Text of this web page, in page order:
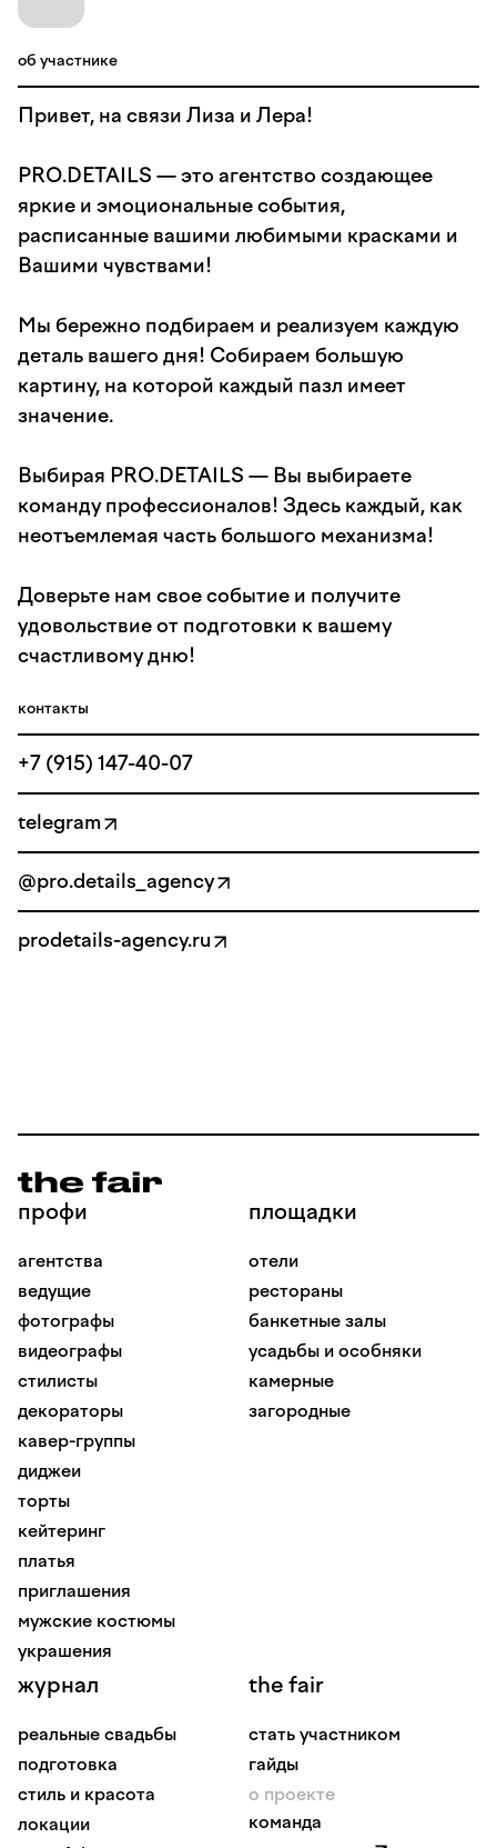
об участнике
Привет, на связи Лиза и Лера!
PRO.DETAILS — это агентство создающее
яркие и эмоциональные события,
расписанные вашими любимыми красками и
Вашими чувствами!
Мы бережно подбираем и реализуем каждую
деталь вашего дня! Собираем большую
картину, на которой каждый пазл имеет
значение.
Выбирая PRO.DETAILS — Вы выбираете
команду профессионалов! Здесь каждый, как
неотъемлемая часть большого механизма!
Доверьте нам свое событие и получите
удовольствие от подготовки к вашему
счастливому дню!
контакты
+7 (915) 147-40-07
telegram
@pro.details_agency
prodetails-agency.ru
профи
агентства
ведущие
фотографы
видеографы
стилисты
декораторы
кавер-группы
диджеи
торты
кейтеринг
платья
приглашения
мужские костюмы
украшения
площадки
отели
рестораны
банкетные залы
усадьбы и особняки
камерные
загородные
журнал
реальные свадьбы
подготовка
стиль и красота
локации
the fair
стать участником
гайды
о проекте
команда